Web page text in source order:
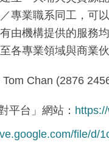
專業職系同工，可
由機構提供的服務
各專業領域與商業
Chan (2876
平台」網站：
file/d/